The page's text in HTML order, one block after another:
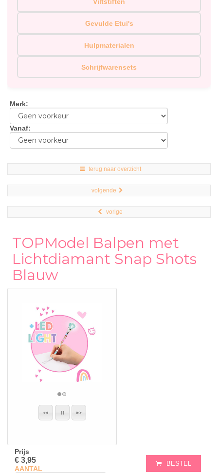
Gevulde Etui's
Hulpmaterialen
Schrijfwarensets
Merk:
Vanaf:
terug naar overzicht
volgende
vorige
TOPModel Balpen met
Lichtdiamant Snap Shots
Blauw
Prijs
€ 3,95
AANTAL
BESTEL